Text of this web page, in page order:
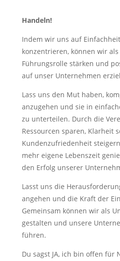
Handeln!
Indem wir uns auf
konzentrieren, können wir
Führungsrolle stärken und
auf unser Unternehmen
Lass uns den Mut haben,
anzugehen und sie in
zu unterteilen. Durch die
Ressourcen sparen, Klarheit
Kundenzufriedenheit
mehr eigene Lebenszeit
den Erfolg unserer
Lasst uns die
angehen und die Kraft der
Gemeinsam können wir als
gestalten und unsere
führen.
Du sagst JA, ich bin offen für